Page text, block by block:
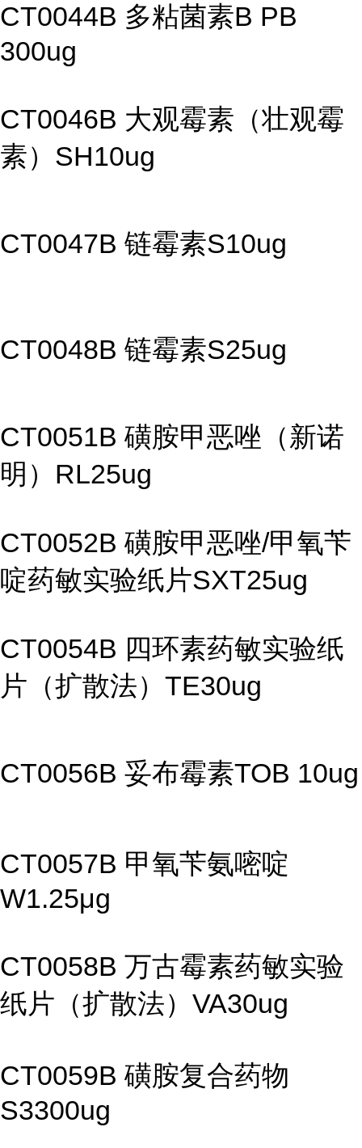
CT0044B 多粘菌素B PB
300ug
CT0046B 大观霉素（壮观霉
素）SH10ug
CT0047B 链霉素S10ug
CT0048B 链霉素S25ug
CT0051B 磺胺甲恶唑（新诺
明）RL25ug
CT0052B 磺胺甲恶唑/甲氧苄
啶药敏实验纸片SXT25ug
CT0054B 四环素药敏实验纸
片（扩散法）TE30ug
CT0056B 妥布霉素TOB 10ug
CT0057B 甲氧苄氨嘧啶
W1.25μg
CT0058B 万古霉素药敏实验
纸片（扩散法）VA30ug
CT0059B 磺胺复合药物
S3300ug